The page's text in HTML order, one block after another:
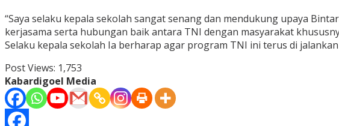
“Saya selaku kepala sekolah sangat senang dan mendukung upaya
kerjasama serta hubungan baik antara TNI dengan masyarakat
Selaku kepala sekolah Ia berharap agar program TNI ini terus di
Post Views: 1,753
Kabardigoel Media